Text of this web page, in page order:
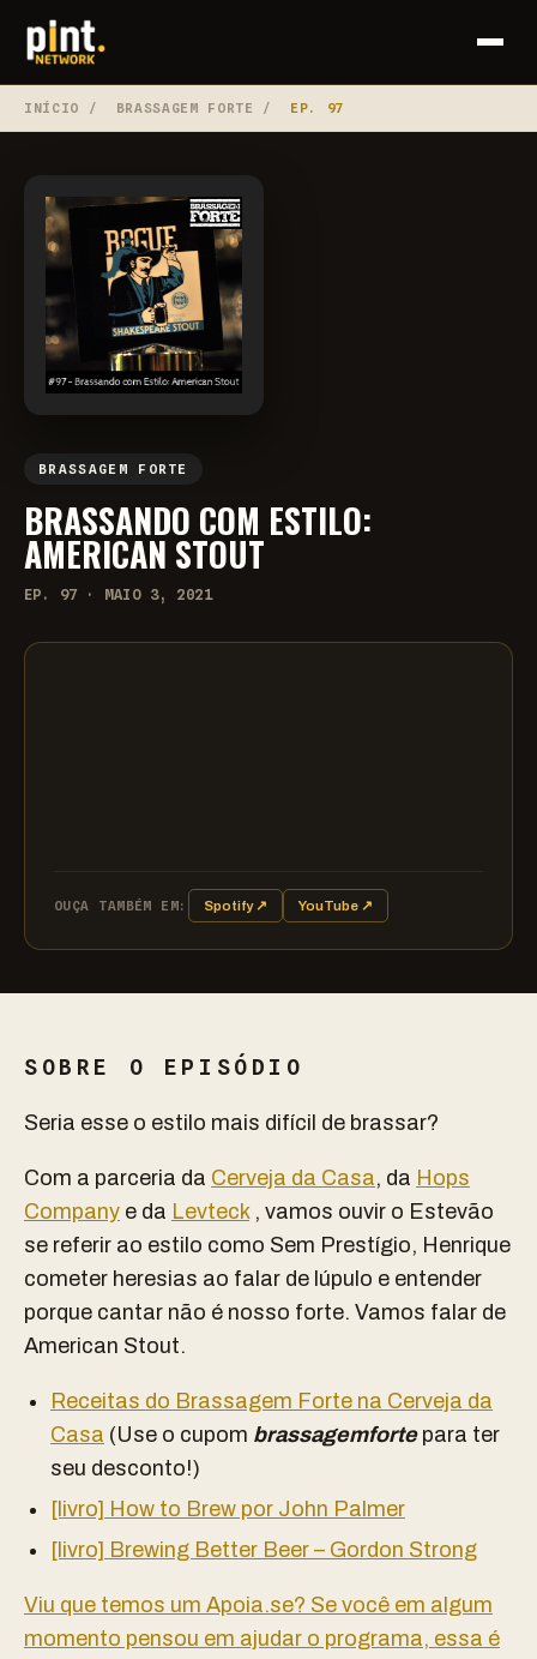
INÍCIO / BRASSAGEM FORTE / EP. 97
BRASSAGEM FORTE
BRASSANDO COM ESTILO:
AMERICAN STOUT
EP. 97 · MAIO 3, 2021
OUÇA TAMBÉM EM: Spotify ↗ YouTube ↗
SOBRE O EPISÓDIO
Seria esse o estilo mais difícil de brassar?
Com a parceria da Cerveja da Casa, da Hops
Company e da Levteck, vamos ouvir o Estevão
se referir ao estilo como Sem Prestígio, Henrique
cometer heresias ao falar de lúpulo e entender
porque cantar não é nosso forte. Vamos falar de
American Stout.
Receitas do Brassagem Forte na Cerveja da
Casa (Use o cupom brassagemfortepara ter
seu desconto!)
[livro] How to Brew por John Palmer
[livro] Brewing Better Beer – Gordon Strong
Viu que temos um Apoia.se? Se você em algum
momento pensou em ajudar o programa, essa é